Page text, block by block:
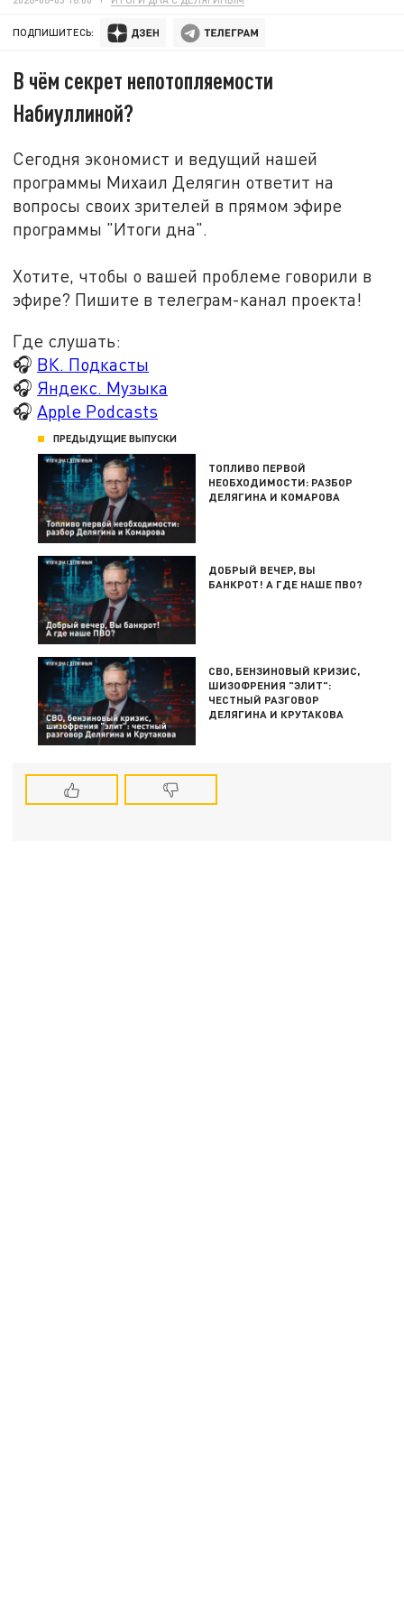
ПОДПИШИТЕСЬ:
В чём секрет непотопляемости
Набиуллиной?
Сегодня экономист и ведущий нашей
программы Михаил Делягин ответит на
вопросы своих зрителей в прямом эфире
программы "Итоги дна".
Хотите, чтобы о вашей проблеме говорили в
эфире? Пишите в телеграм-канал проекта!
Где слушать:
🎧 ВК. Подкасты
🎧 Яндекс. Музыка
🎧 Apple Podcasts
ПРЕДЫДУЩИЕ ВЫПУСКИ
ТОПЛИВО ПЕРВОЙ
НЕОБХОДИМОСТИ: РАЗБОР
ДЕЛЯГИНА И КОМАРОВА
ДОБРЫЙ ВЕЧЕР, ВЫ
БАНКРОТ! А ГДЕ НАШЕ ПВО?
СВО, БЕНЗИНОВЫЙ КРИЗИС,
ШИЗОФРЕНИЯ "ЭЛИТ":
ЧЕСТНЫЙ РАЗГОВОР
ДЕЛЯГИНА И КРУТАКОВА